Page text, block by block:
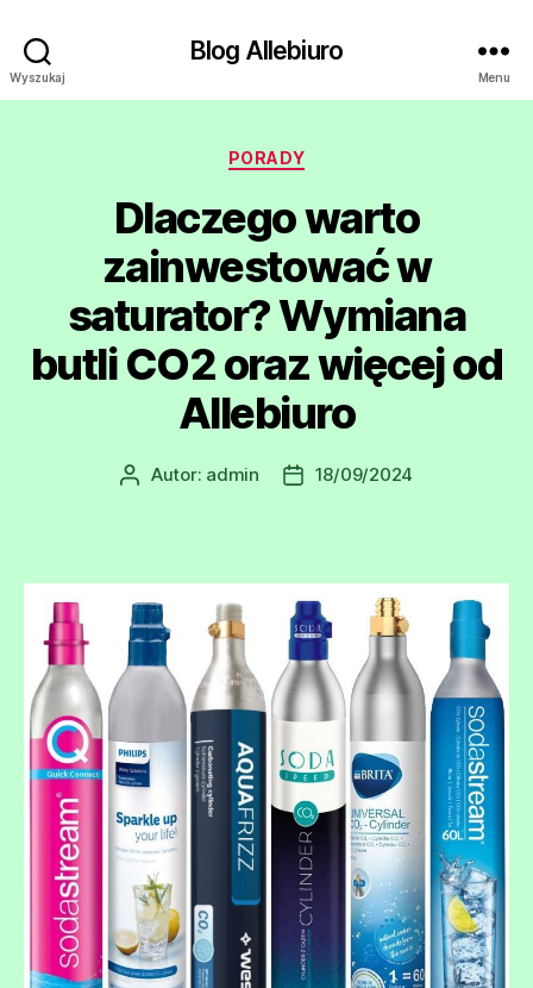
Wyszukaj
Blog Allebiuro
Menu
Kategorie
PORADY
Dlaczego warto
zainwestować w
saturator? Wymiana
butli CO2 oraz więcej od
Allebiuro
AutorAutor: admin
Data18/09/2024